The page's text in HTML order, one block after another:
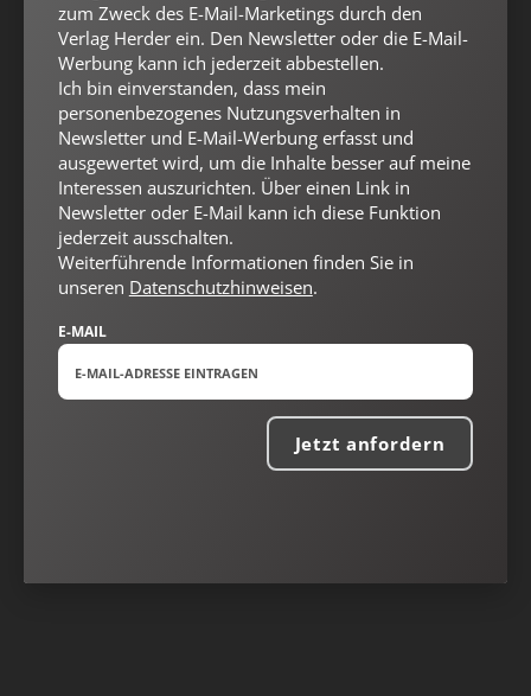
Nach oben
zum Zweck des E-Mail-Marketings durch den
Verlag Herder ein. Den Newsletter oder die E-Mail-
Werbung kann ich jederzeit abbestellen.
Ich bin einverstanden, dass mein
personenbezogenes Nutzungsverhalten in
Newsletter und E-Mail-Werbung erfasst und
ausgewertet wird, um die Inhalte besser auf meine
Interessen auszurichten. Über einen Link in
Newsletter oder E-Mail kann ich diese Funktion
jederzeit ausschalten.
Weiterführende Informationen finden Sie in
unseren Datenschutzhinweisen.
E-MAIL
Jetzt anfordern